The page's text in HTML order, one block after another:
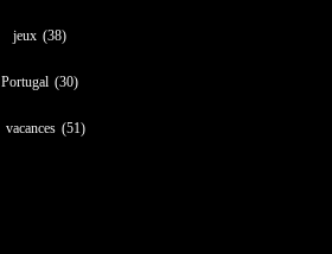
jeux (38)
Portugal (30)
vacances (51)